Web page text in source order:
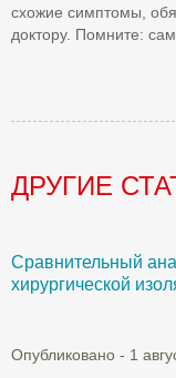
схожие симптомы,
доктору. Помните:
ДРУГИЕ
Сравнительный
хирургической
Опубликовано - 1